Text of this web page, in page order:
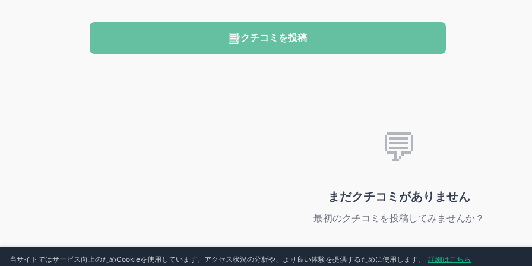
クチコミを投稿
💬
まだクチコミがありません
最初のクチコミを投稿してみませんか？
当サイトではサービス向上のためCookieを使用しています。アクセス状況の分析や、より良い体験を提供するために使用します。 詳細はこちら